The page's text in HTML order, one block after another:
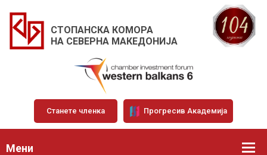
СТОПАНСКА КОМОРА
НА СЕВЕРНА МАКЕДОНИЈА
Станете членка Прогресив Академија
Мени